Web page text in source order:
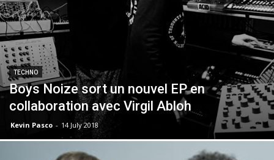
TECHNO
Boys Noize sort un nouvel EP en
collaboration avec Virgil Abloh
Kevin Pasco - 14 July 2018